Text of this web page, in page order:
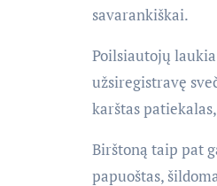
savarankiškai.
Poilsiautojų
užsiregistravę
karštas
Birštoną taip pat
papuoštas,